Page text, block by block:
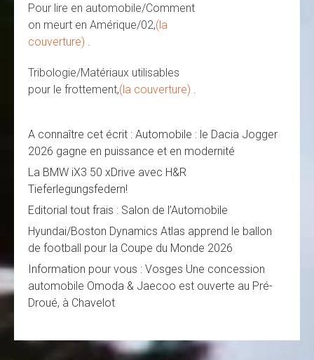
Pour lire en automobile/Comment
on meurt en Amérique/02,(la
couverture) .
Tribologie/Matériaux utilisables
pour le frottement,(la couverture) .
A connaître cet écrit : Automobile : le Dacia Jogger
2026 gagne en puissance et en modernité
La BMW iX3 50 xDrive avec H&R
Tieferlegungsfedern!
Editorial tout frais : Salon de l’Automobile
Hyundai/Boston Dynamics Atlas apprend le ballon
de football pour la Coupe du Monde 2026
Information pour vous : Vosges Une concession
automobile Omoda & Jaecoo est ouverte au Pré-
Droué, à Chavelot